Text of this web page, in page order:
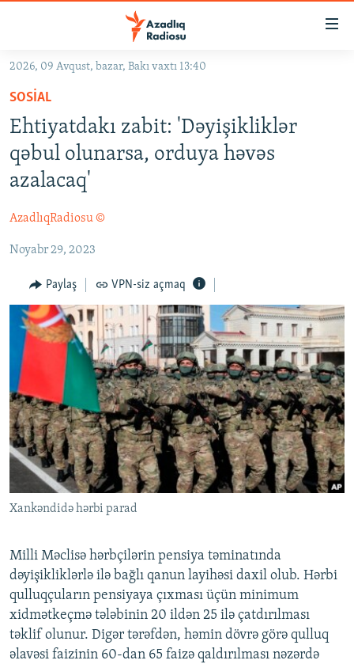
Əsas
qayıt
Əsas
naviqasiyaya
qayıt
Axtarışa
GÜNDƏM
#İZAHLA
KORRUPSIOMETR
#ƏSLINDƏ
QANUNI DOĞRU
ARAŞDIRMA
MULTIMEDIA
VIDEO
FOTOQALEREYA
İNFOQRAFIKA
KARIKATURA
RADIO ARXIV
OXU ZALI
AZƏRBAYCAN ƏDƏBIYYATI KITABXANASI
İSLAM VƏ DEMOKRATIYA
İZ - MƏDƏNIYYƏT PROQRAMI
HAQQIMIZDA
MISSIYAMIZ
PEŞƏ ETIKASI VƏ JURNALISTIKA STANDARTLARIMIZ
MATERIALLARIMIZDAN ISTIFADƏ
AZADLIQRADIOSU MOBIL TELEFONUNUZDA
BIZIMLƏ ƏLAQƏ
XƏBƏR BÜLLETENLƏRIMIZ
BIZI IZLƏ
RFE/RL-in bütün saytları
2026, 09 Avqust, bazar, Bakı vaxtı 13:40
SOSIAL
Ehtiyatdakı zabit: 'Dəyişikliklər
qəbul olunarsa, orduya həvəs
azalacaq'
AzadlıqRadiosu ©
Noyabr 29, 2023
Paylaş VPN-siz açmaq
Xankəndidə hərbi parad
Milli Məclisə hərbçilərin pensiya təminatında
dəyişikliklərlə ilə bağlı qanun layihəsi daxil olub. Hərbi
qulluqçuların pensiyaya çıxması üçün minimum
xidmətkeçmə tələbinin 20 ildən 25 ilə çatdırılması
təklif olunur. Digər tərəfdən, həmin dövrə görə qulluq
əlavəsi faizinin 60-dan 65 faizə qaldırılması nəzərdə